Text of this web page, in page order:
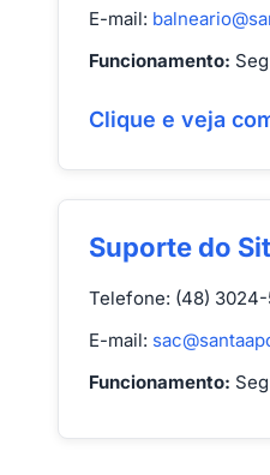
E-mail:
Funcionamento:
Clique e veja
Suporte do
Telefone: (48)
E-mail:
Funcionamento: